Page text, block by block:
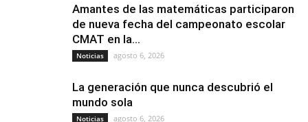
Amantes de las matemáticas participaron
de nueva fecha del campeonato escolar
CMAT en la...
Noticias agosto 6, 2026
La generación que nunca descubrió el
mundo sola
Noticias agosto 6, 2026